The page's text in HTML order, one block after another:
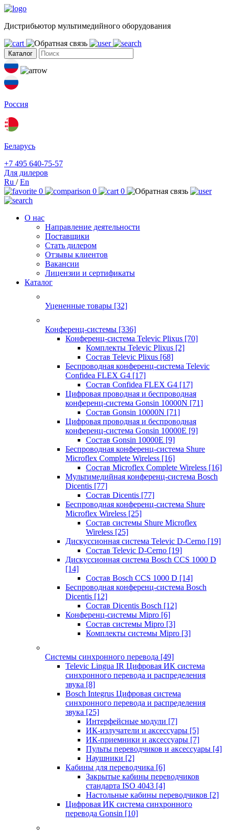
Дистрибьютор мультимедийного оборудования
Каталог
Россия
Беларусь
+7 495 640-75-57
Для дилеров
Ru /En
0
0 0
О нас
Направление деятельности
Поставщики
Стать дилером
Отзывы клиентов
Вакансии
Лицензии и сертификаты
Каталог
Уцененные товары [32]
Конференц-системы [336]
Конференц-система Televic Plixus [70]
Комплекты Televic Plixus [2]
Состав Televic Plixus [68]
Беспроводная конференц-система Televic
Confidea FLEX G4 [17]
Состав Confidea FLEX G4 [17]
Цифровая проводная и беспроводная
конференц-система Gonsin 10000N [71]
Состав Gonsin 10000N [71]
Цифровая проводная и беспроводная
конференц-система Gonsin 10000E [9]
Состав Gonsin 10000E [9]
Беспроводная конференц-система Shure
Microflex Complete Wireless [16]
Состав Microflex Complete Wireless [16]
Мультимедийная конференц-система Bosch
Dicentis [77]
Состав Dicentis [77]
Беспроводная конференц-система Shure
Microflex Wireless [25]
Состав системы Shure Microflex
Wireless [25]
Дискуссионная система Televic D-Cerno [19]
Состав Televic D-Cerno [19]
Дискуссионная система Bosch CCS 1000 D
[14]
Состав Bosch CCS 1000 D [14]
Беспроводная конференц-система Bosch
Dicentis [12]
Состав Dicentis Bosch [12]
Конференц-системы Mipro [6]
Состав системы Mipro [3]
Комплекты системы Mipro [3]
Системы синхронного перевода [49]
Televic Lingua IR Цифровая ИК система
синхронного перевода и распределения
звука [8]
Bosch Integrus Цифровая система
синхронного перевода и распределения
звука [25]
Интерфейсные модули [7]
ИК-излучатели и аксессуары [5]
ИК-приемники и аксессуары [7]
Пульты переводчиков и аксессуары [4]
Наушники [2]
Кабины для переводчика [6]
Закрытые кабины переводчиков
стандарта ISO 4043 [4]
Настольные кабины переводчиков [2]
Цифровая ИК система синхронного
перевода Gonsin [10]